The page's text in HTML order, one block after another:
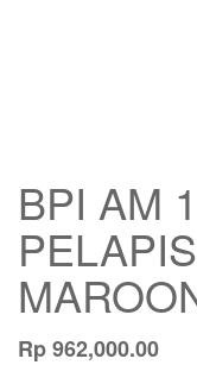
BPI AM
Rp962,000.00